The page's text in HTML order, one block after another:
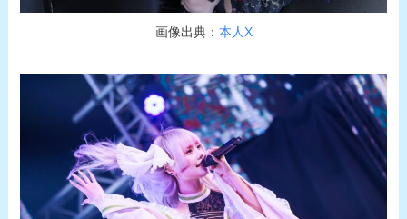
画像出典： 本人X